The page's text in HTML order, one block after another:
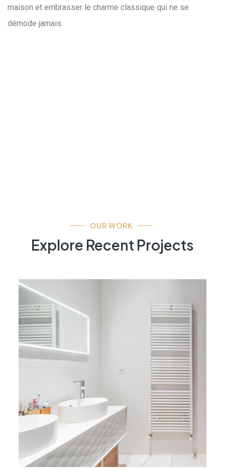
maison et embrasser le charme classique qui ne se
démode jamais.
OUR WORK
Explore Recent Projects